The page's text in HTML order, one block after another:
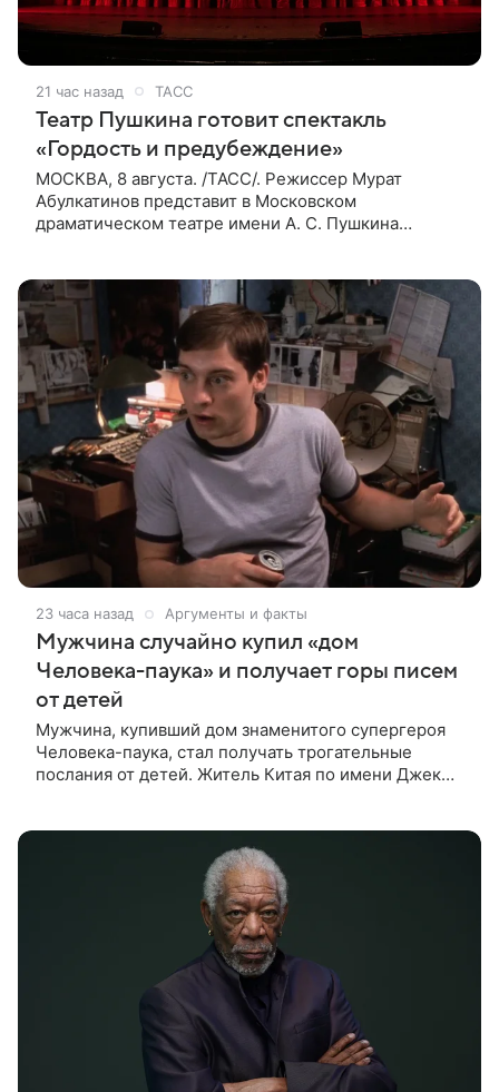
21 час назад ТАСС
Театр Пушкина готовит спектакль
«Гордость и предубеждение»
МОСКВА, 8 августа. /ТАСС/. Режиссер Мурат
Абулкатинов представит в Московском
драматическом театре имени А. С. Пушкина
XVIII —
23 часа назад Аргументы и факты
Мужчина случайно купил «дом
Человека-паука» и получает горы писем
от детей
Мужчина, купивший дом знаменитого супергероя
Человека-паука, стал получать трогательные
послания от детей. Житель Китая по имени Джек